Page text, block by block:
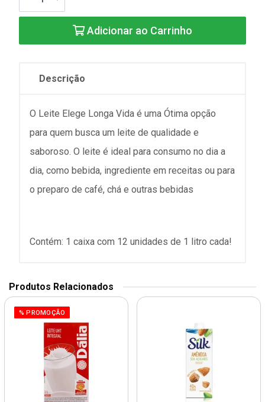
Adicionar ao Carrinho
Descrição
O Leite Elege Longa Vida é uma Ótima opção
para quem busca um leite de qualidade e
saboroso. O leite é ideal para consumo no dia a
dia, como bebida, ingrediente em receitas ou para
o preparo de café, chá e outras bebidas
Contém: 1 caixa com 12 unidades de 1 litro cada!
Produtos Relacionados
% PROMOÇÃO